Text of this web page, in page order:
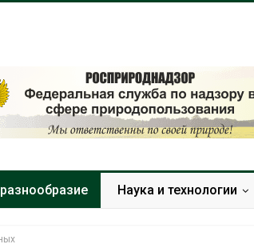
Наука и технологии